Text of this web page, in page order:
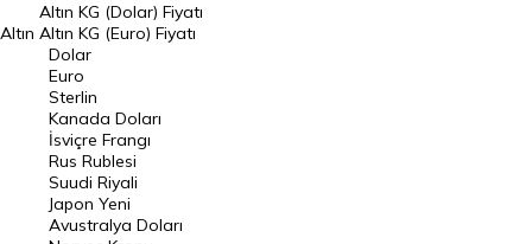
Dolar Kuru
Euro Kuru
Pound Kuru
Frank Kuru
Riyal Kuru
Avustralya Doları
Danimarka Kronu Kuru
Altın
Altın KG (Dolar) Fiyatı
Altın KG (Euro) Fiyatı
Dolar
Euro
Sterlin
Kanada Doları
İsviçre Frangı
Rus Rublesi
Suudi Riyali
Japon Yeni
Avustralya Doları